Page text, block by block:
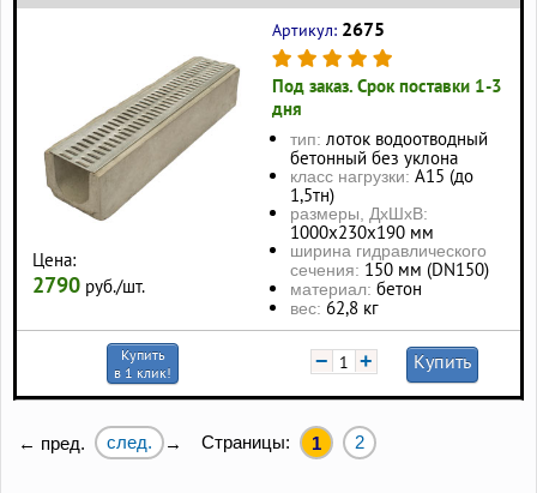
Цена:
2790 руб./шт.
Артикул: 2675
Под заказ. Срок поставки 1-3
дня
тип: лоток водоотводный
бетонный без уклона
класс нагрузки: А15 (до
1,5тн)
размеры, ДхШхВ:
1000x230x190 мм
ширина гидравлического
сечения: 150 мм (DN150)
материал: бетон
вес: 62,8 кг
Купить
в 1 клик!
− + Купить
← пред. след. → Страницы: 1 2